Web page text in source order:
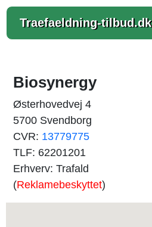
Traefaeldning-tilbud.dk
Biosynergy
Østerhovedvej 4
5700 Svendborg
CVR: 13779775
TLF: 62201201
Erhverv: Trafald
(Reklamebeskyttet)